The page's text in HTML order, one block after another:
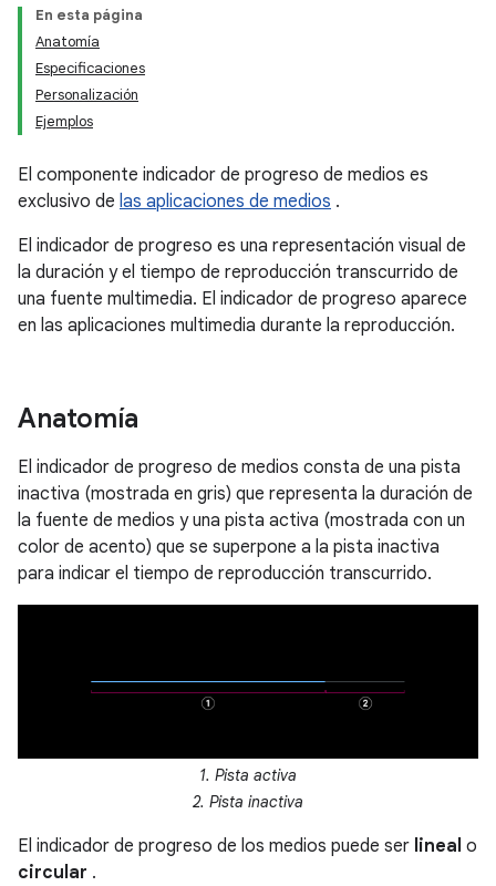
En esta página
Anatomía
Especificaciones
Personalización
Ejemplos
El componente indicador de progreso de medios es
exclusivo de las aplicaciones de medios .
El indicador de progreso es una representación visual de
la duración y el tiempo de reproducción transcurrido de
una fuente multimedia. El indicador de progreso aparece
en las aplicaciones multimedia durante la reproducción.
Anatomía
El indicador de progreso de medios consta de una pista
inactiva (mostrada en gris) que representa la duración de
la fuente de medios y una pista activa (mostrada con un
color de acento) que se superpone a la pista inactiva
para indicar el tiempo de reproducción transcurrido.
1. Pista activa
2. Pista inactiva
El indicador de progreso de los medios puede ser lineal o
circular .